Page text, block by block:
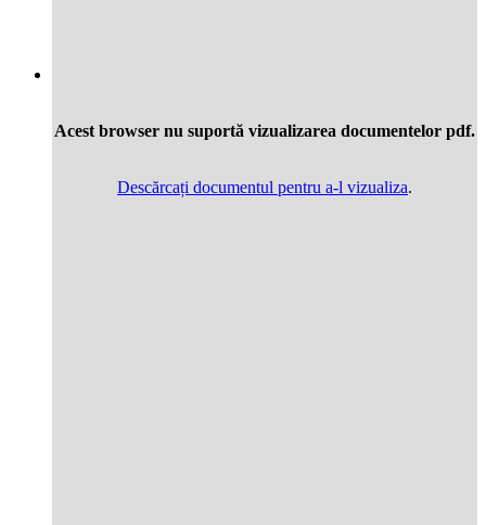
Acest browser nu suportă vizualizarea documentelor pdf.
Descărcați documentul pentru a-l vizualiza.